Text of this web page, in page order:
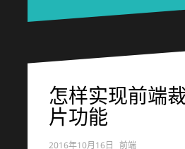
怎样实现前端
片功能
2016年10月16日 前端